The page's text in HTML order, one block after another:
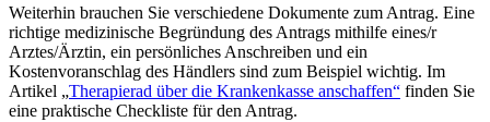
Weiterhin brauchen Sie verschiedene Dokumente zum Antrag. Eine
richtige medizinische Begründung des Antrags mithilfe eines/r
Arztes/Ärztin, ein persönliches Anschreiben und ein
Kostenvoranschlag des Händlers sind zum Beispiel wichtig. Im
Artikel „Therapierad über die Krankenkasse anschaffen“ finden Sie
eine praktische Checkliste für den Antrag.